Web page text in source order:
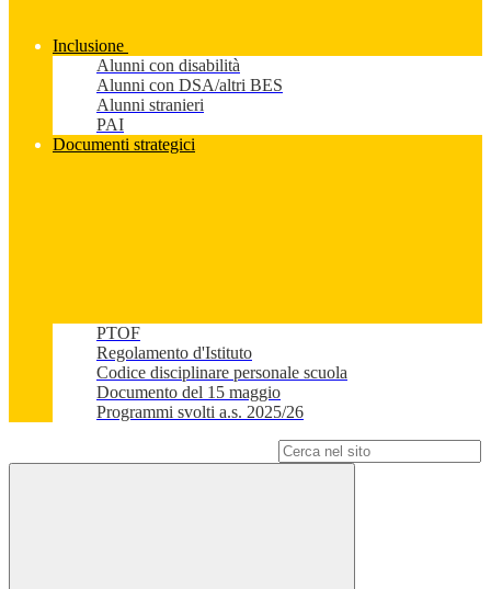
Inclusione
Alunni con disabilità
Alunni con DSA/altri BES
Alunni stranieri
PAI
Documenti strategici
PTOF
Regolamento d'Istituto
Codice disciplinare personale scuola
Documento del 15 maggio
Programmi svolti a.s. 2025/26